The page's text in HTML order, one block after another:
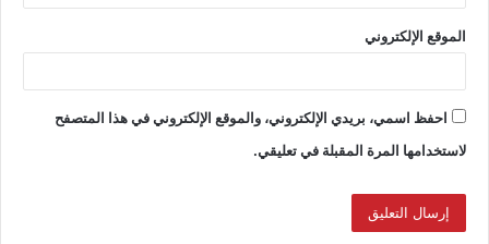
الموقع الإلكتروني
احفظ اسمي، بريدي الإلكتروني، والموقع الإلكتروني في هذا المتصفح
لاستخدامها المرة المقبلة في تعليقي.